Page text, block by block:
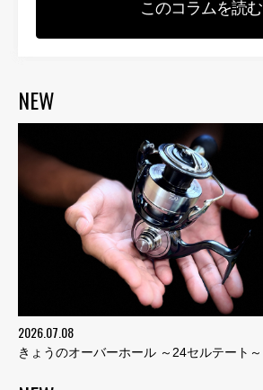
このコラムを読む
NEW
2026.07.08
きょうのオーバーホール ～24セルテート～